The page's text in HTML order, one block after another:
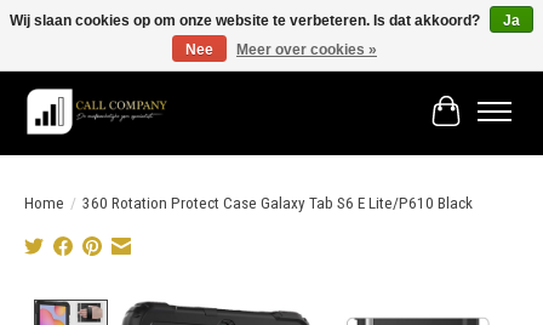
Vóór 19:00 besteld morgen in huis!
Winkelwagen
Home / 360 Rotation Protect Case Galaxy Tab S6 E Lite/P610 Black
Product image slideshow Items
Wij slaan cookies op om onze website te verbeteren. Is dat akkoord?
Ja
Nee
Meer over cookies »